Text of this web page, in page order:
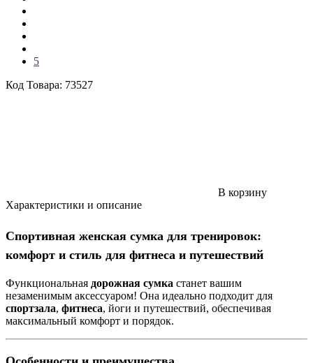
5
Код Товара: 73527
В корзину
Характеристики и описание
Спортивная женская сумка для тренировок:
комфорт и стиль для фитнеса и путешествий
Функциональная дорожная сумка станет вашим
незаменимым аксессуаром! Она идеально подходит для
спортзала, фитнеса, йоги и путешествий, обеспечивая
максимальный комфорт и порядок.